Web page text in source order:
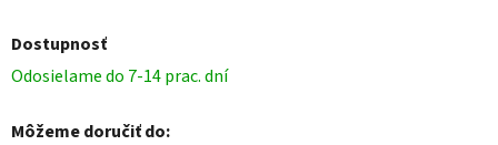
Dostupnosť
Odosielame do 7-14 prac. dní
Môžeme doručiť do: